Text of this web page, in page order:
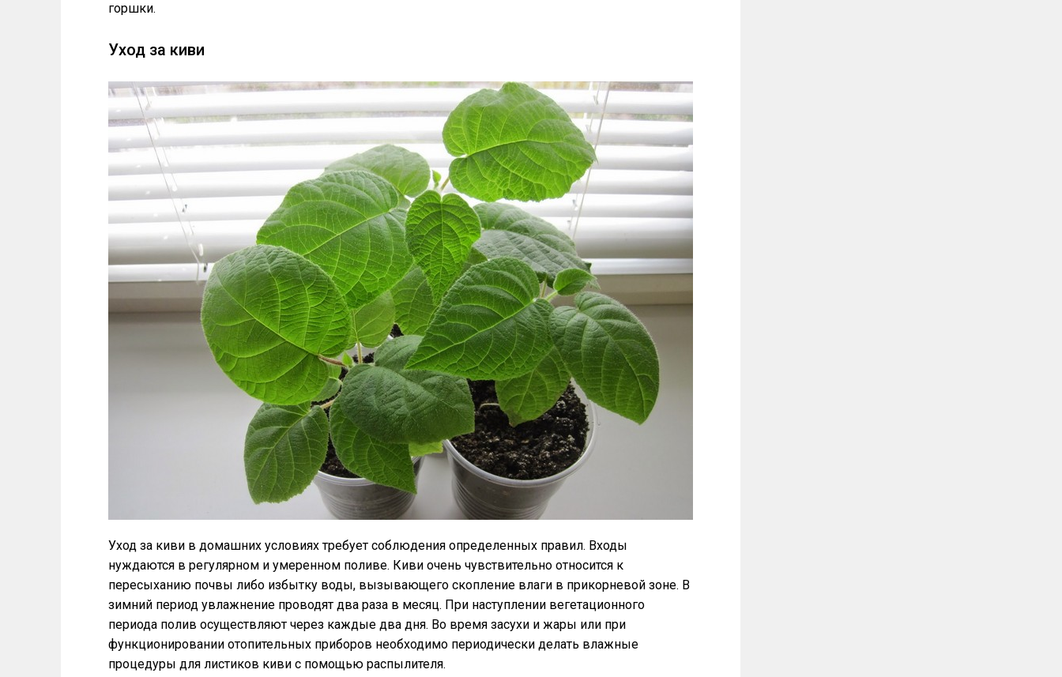
горшки.
Уход за киви
Уход за киви в домашних условиях требует соблюдения определенных правил. Входы
нуждаются в регулярном и умеренном поливе. Киви очень чувствительно относится к
пересыханию почвы либо избытку воды, вызывающего скопление влаги в прикорневой зоне. В
зимний период увлажнение проводят два раза в месяц. При наступлении вегетационного
периода полив осуществляют через каждые два дня. Во время засухи и жары или при
функционировании отопительных приборов необходимо периодически делать влажные
процедуры для листиков киви с помощью распылителя.